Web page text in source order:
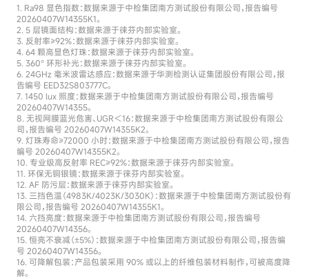
Ra98 显色指数：数据来源于中检集团南方测试股份有限公司，报告编号
20260407W14355K1。
5 层镜面结构：数据来源于徕芬内部实验室。
反射率≥92%：数据来源于徕芬内部实验室。
64 颗高显色灯珠：数据来源于徕芬内部实验室。
360° 环形补光：数据来源于徕芬内部实验室。
24GHz 毫米波雷达感应：数据来源于华测检测认证集团股份有限公司，报
告编号 EED32S803777C。
1450 lux 照度：数据来源于中检集团南方测试股份有限公司，报告编号
20260407W14355。
无视网膜蓝光危害、UGR＜16：数据来源于中检集团南方测试股份有限公
司，报告编号 20260407W14355K2。
灯珠寿命≥72000 小时：数据来源于中检集团南方测试股份有限公司，报告
编号 20260407W14355K2。
专业级高反射率 REC≥92%：数据来源于徕芬内部实验室。
环保无铜银镜：数据来源于徕芬内部实验室。
AF 防污层：数据来源于徕芬内部实验室。
三挡色温（4983K/4023K/3030K）：数据来源于中检集团南方测试股份有
限公司，报告编号 20260407W14355K1。
六挡亮度：数据来源于中检集团南方测试股份有限公司，报告编号
20260407W14356。
恒亮不衰减（±5%）：数据来源于中检集团南方测试股份有限公司，报告编
号 20260407W14356。
可降解包装：产品包装采用 90% 或以上的纤维包装材料制作，可被高度降
解。